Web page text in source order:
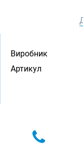
Виробник
Артикул